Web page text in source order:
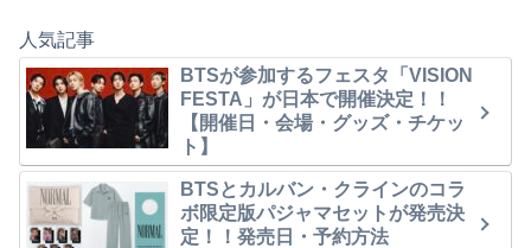
人気記事
BTSが参加するフェスタ「VISION
FESTA」が日本で開催決定！！
【開催日・会場・グッズ・チケッ
ト】
BTSとカルバン・クラインのコラ
ボ限定版パジャマセットが発売決
定！！発売日・予約方法